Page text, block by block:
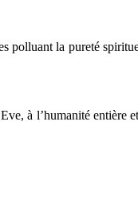
polluant la pureté
à l’humanité entière